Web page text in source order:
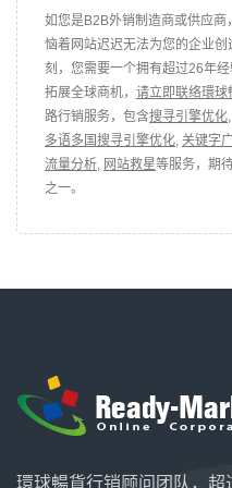
如您是B2B外销制造商或供应
恼着网站迟迟无法为您的企业
刻，您需要一个拥有超过26年
拓展全球商机， 请立即联络環球
路行销服务，包含搜寻引擎优化
多语多国搜寻引擎优化 关键字
流量分析 网站救星等服务，期
之一。
環球暢貨行销顾问团队，